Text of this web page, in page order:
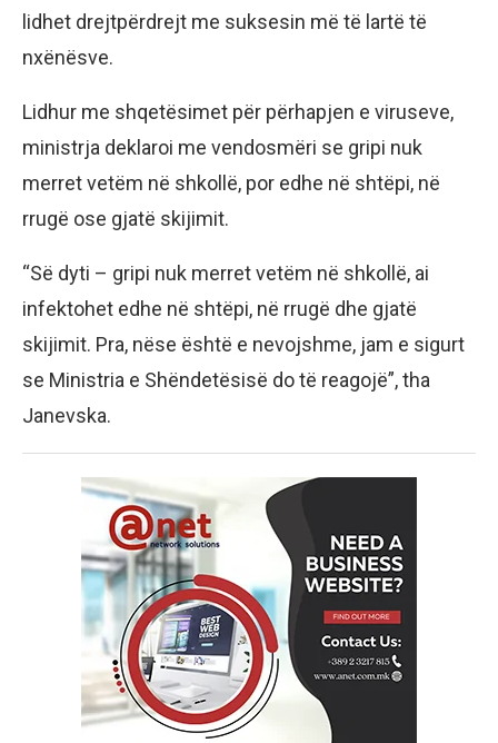
lidhet drejtpërdrejt me suksesin më të lartë të
nxënësve.
Lidhur me shqetësimet për përhapjen e viruseve,
ministrja deklaroi me vendosmëri se gripi nuk
merret vetëm në shkollë, por edhe në shtëpi, në
rrugë ose gjatë skijimit.
“Së dyti – gripi nuk merret vetëm në shkollë, ai
infektohet edhe në shtëpi, në rrugë dhe gjatë
skijimit. Pra, nëse është e nevojshme, jam e sigurt
se Ministria e Shëndetësisë do të reagojë”, tha
Janevska.